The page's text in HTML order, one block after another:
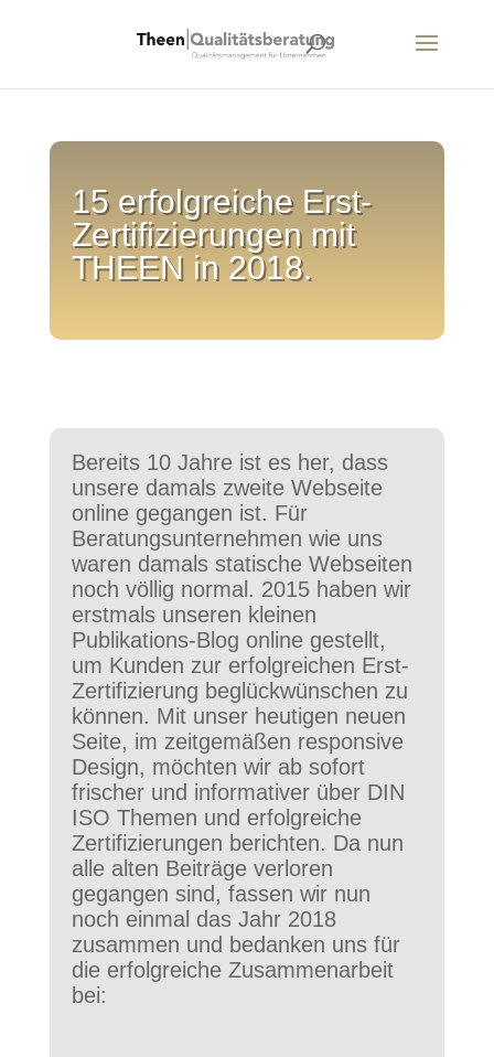
15 erfolgreiche Erst-
Zertifizierungen mit
THEEN in 2018.
Bereits 10 Jahre ist es her, dass
unsere damals zweite Webseite
online gegangen ist. Für
Beratungsunternehmen wie uns
waren damals statische Webseiten
noch völlig normal. 2015 haben wir
erstmals unseren kleinen
Publikations-Blog online gestellt,
um Kunden zur erfolgreichen Erst-
Zertifizierung beglückwünschen zu
können. Mit unser heutigen neuen
Seite, im zeitgemäßen responsive
Design, möchten wir ab sofort
frischer und informativer über DIN
ISO Themen und erfolgreiche
Zertifizierungen berichten. Da nun
alle alten Beiträge verloren
gegangen sind, fassen wir nun
noch einmal das Jahr 2018
zusammen und bedanken uns für
die erfolgreiche Zusammenarbeit
bei: